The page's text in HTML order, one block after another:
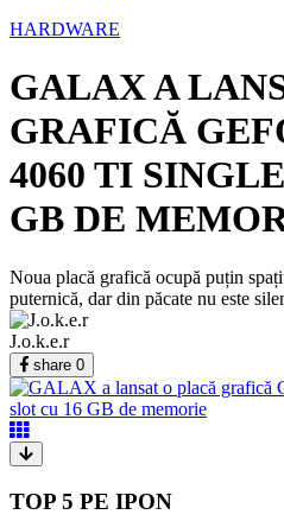
HARDWARE
GALAX A
GRAFICĂ
4060 TI
GB DE
Noua placă grafică ocupă puțin
puternică, dar din păcate nu este
J.o.k.e.r
share 0
TOP 5 PE IPON